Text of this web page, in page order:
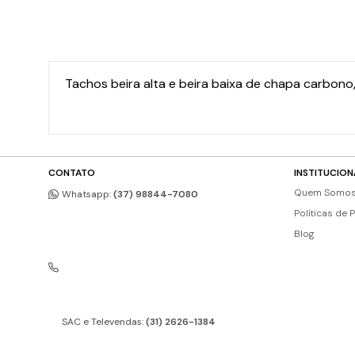
Tachos beira alta e beira baixa de chapa
CONTATO
Whatsapp:(37) 98844-7080
SAC e Televendas:(31) 2626-1384
Quem Somos
Políticas de
Blog